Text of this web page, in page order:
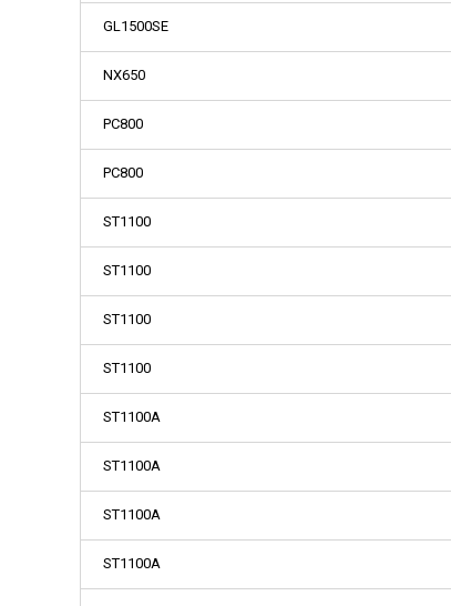
GL1500SE
NX650
PC800
PC800
ST1100
ST1100
ST1100
ST1100
ST1100A
ST1100A
ST1100A
ST1100A